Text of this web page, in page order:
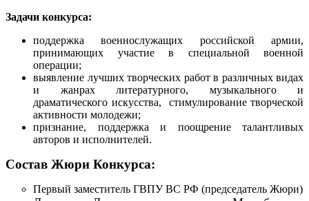
Задачи конкурса:
поддержка военнослужащих российской армии,
принимающих участие в специальной военной
операции;
выявление лучших творческих работ в различных видах
и жанрах литературного, музыкального и
драматического искусства, стимулирование творческой
активности молодежи;
признание, поддержка и поощрение талантливых
авторов и исполнителей.
Состав Жюри Конкурса:
Первый заместитель ГВПУ ВС РФ (председатель Жюри)